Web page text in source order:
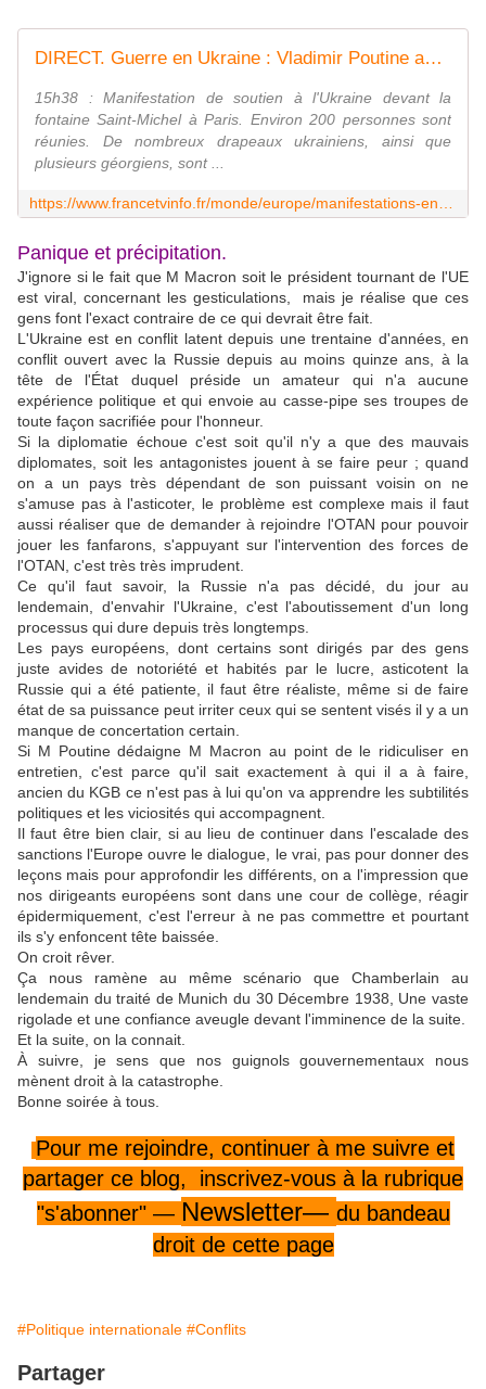
DIRECT. Guerre en Ukraine : Vladimir Poutine annonce mettre en alerte la "force de dissuasion" nucléaire russe
15h38 : Manifestation de soutien à l'Ukraine devant la
fontaine Saint-Michel à Paris. Environ 200 personnes sont
réunies. De nombreux drapeaux ukrainiens, ainsi que
plusieurs géorgiens, sont ...
Panique et précipitation.
J'ignore si le fait que M Macron soit le président tournant de l'UE
est viral, concernant les gesticulations, mais je réalise que ces
gens font l'exact contraire de ce qui devrait être fait.
L'Ukraine est en conflit latent depuis une trentaine d'années, en
conflit ouvert avec la Russie depuis au moins quinze ans, à la
tête de l'État duquel préside un amateur qui n'a aucune
expérience politique et qui envoie au casse-pipe ses troupes de
toute façon sacrifiée pour l'honneur.
Si la diplomatie échoue c'est soit qu'il n'y a que des mauvais
diplomates, soit les antagonistes jouent à se faire peur ; quand
on a un pays très dépendant de son puissant voisin on ne
s'amuse pas à l'asticoter, le problème est complexe mais il faut
aussi réaliser que de demander à rejoindre l'OTAN pour pouvoir
jouer les fanfarons, s'appuyant sur l'intervention des forces de
l'OTAN, c'est très très imprudent.
Ce qu'il faut savoir, la Russie n'a pas décidé, du jour au
lendemain, d'envahir l'Ukraine, c'est l'aboutissement d'un long
processus qui dure depuis très longtemps.
Les pays européens, dont certains sont dirigés par des gens
juste avides de notoriété et habités par le lucre, asticotent la
Russie qui a été patiente, il faut être réaliste, même si de faire
état de sa puissance peut irriter ceux qui se sentent visés il y a un
manque de concertation certain.
Si M Poutine dédaigne M Macron au point de le ridiculiser en
entretien, c'est parce qu'il sait exactement à qui il a à faire,
ancien du KGB ce n'est pas à lui qu'on va apprendre les subtilités
politiques et les viciosités qui accompagnent.
Il faut être bien clair, si au lieu de continuer dans l'escalade des
sanctions l'Europe ouvre le dialogue, le vrai, pas pour donner des
leçons mais pour approfondir les différents, on a l'impression que
nos dirigeants européens sont dans une cour de collège, réagir
épidermiquement, c'est l'erreur à ne pas commettre et pourtant
ils s'y enfoncent tête baissée.
On croit rêver.
Ça nous ramène au même scénario que Chamberlain au
lendemain du traité de Munich du 30 Décembre 1938, Une vaste
rigolade et une confiance aveugle devant l'imminence de la suite.
Et la suite, on la connait.
À suivre, je sens que nos guignols gouvernementaux nous
mènent droit à la catastrophe.
Bonne soirée à tous.
Pour me rejoindre, continuer à me suivre et
partager ce blog, inscrivez-vous à la rubrique
"s'abonner" — Newsletter— du bandeau
droit de cette page
#Politique internationale #Conflits
Partager